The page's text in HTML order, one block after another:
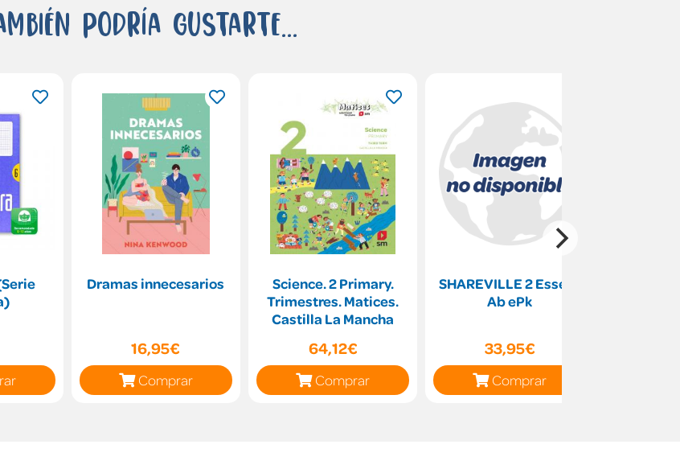
podría gustarte...
Dramas innecesarios
16,95€
Comprar
Science. 2 Primary.
Trimestres. Matices.
Castilla La Mancha
64,12€
Comprar
SHAREVILLE 2 Essent
Ab ePk
33,95€
Comprar